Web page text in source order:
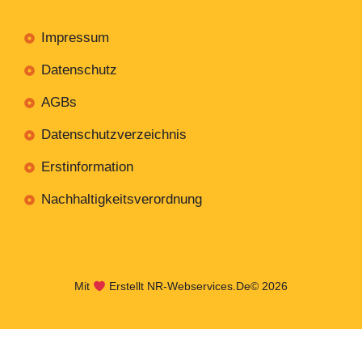
Impressum
Datenschutz
AGBs
Datenschutzverzeichnis
Erstinformation
Nachhaltigkeitsverordnung
Mit Erstellt NR-Webservices.de© 2026